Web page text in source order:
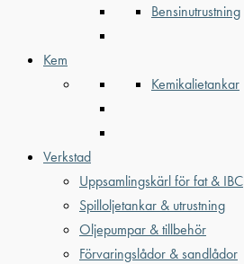
Bensinutrustning
Kem
Kemikalietankar
Verkstad
Uppsamlingskärl för fat & IBC
Spilloljetankar & utrustning
Oljepumpar & tillbehör
Förvaringslådor & sandlådor